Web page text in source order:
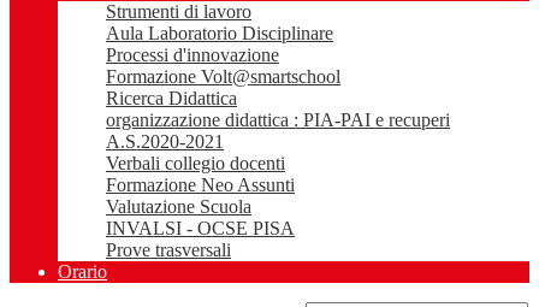
Strumenti di lavoro
Aula Laboratorio Disciplinare
Processi d'innovazione
Formazione Volt@smartschool
Ricerca Didattica
organizzazione didattica : PIA-PAI e recuperi
A.S.2020-2021
Verbali collegio docenti
Formazione Neo Assunti
Valutazione Scuola
INVALSI - OCSE PISA
Prove trasversali
Orario